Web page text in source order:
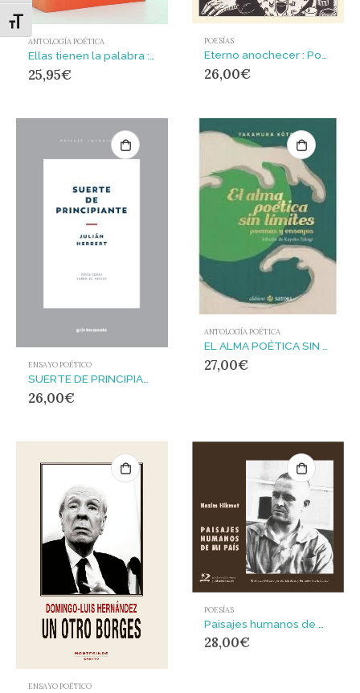
Alternar tamaño de letra
ANTOLOGÍA POÉTICA
25,95€
POESÍAS
Eterno anochecer : Poesía completa
26,00€
ENSAYO POÉTICO
26,00€
ANTOLOGÍA POÉTICA
EL ALMA POÉTICA SIN LÍMITES
27,00€
ENSAYO POÉTICO
POESÍAS
28,00€